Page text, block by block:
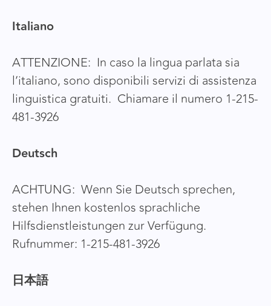
Italiano
ATTENZIONE: In caso la lingua parlata sia
l’italiano, sono disponibili servizi di assistenza
linguistica gratuiti. Chiamare il numero 1-215-
481-3926
Deutsch
ACHTUNG: Wenn Sie Deutsch sprechen,
stehen Ihnen kostenlos sprachliche
Hilfsdienstleistungen zur Verfügung.
Rufnummer: 1-215-481-3926
日本語